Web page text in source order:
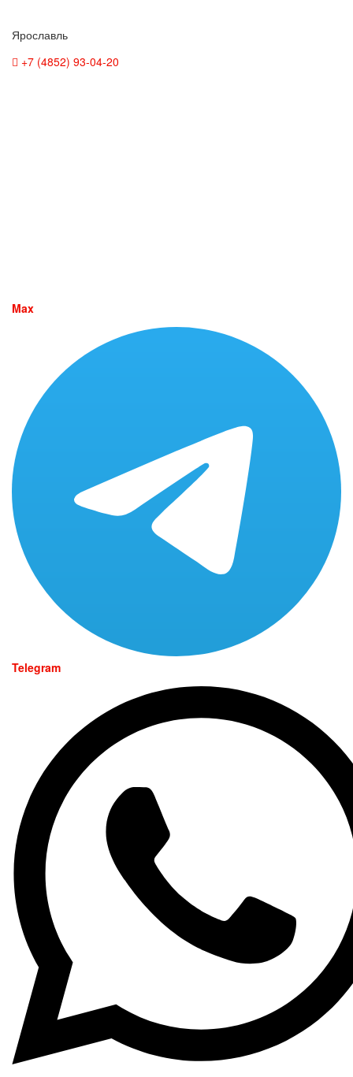
Ярославль
+7 (4852) 93-04-20
Max
Telegram